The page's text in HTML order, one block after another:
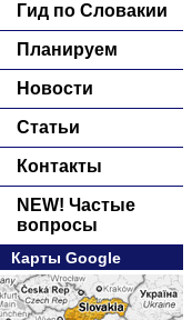
Гид по Словакии
Планируем
Новости
Статьи
Контакты
NEW! Частые
вопросы
Карты Google